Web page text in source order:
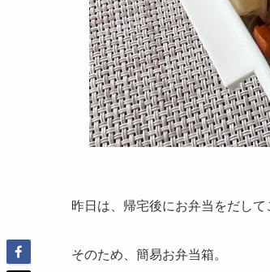
昨日は、帰宅後にお弁当をだし
そのため、簡易お弁当箱。